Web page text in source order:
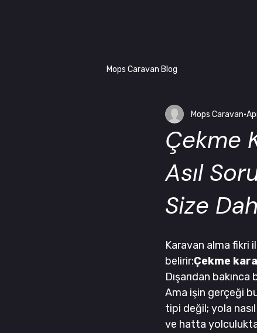
Mops Caravan Blog
Çekme
Asıl
Size
Mops Caravan
Karavan alma fikri
belirir:Çekme
Dışarıdan
Ama işin gerçeği
tipi değil; yola nasıl
ve hatta